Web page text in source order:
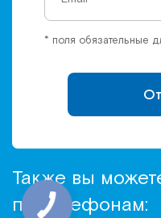
* поля обязательные
Также вы
по телефонам: